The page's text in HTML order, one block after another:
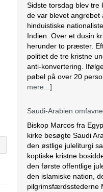
Sidste torsdag blev
de var blevet
hinduistiske
Indien. Over et dusin
herunder to præster.
politiet de tre kristne
anti-konvertering.
pøbel på over 20
mere...]
Saudi-Arabien
Biskop Marcos fra
kirke besøgte Saudi
den østlige juleliturgi
koptiske kristne
den første offentlige
den islamiske nation,
pilgrimsfærdsstederne